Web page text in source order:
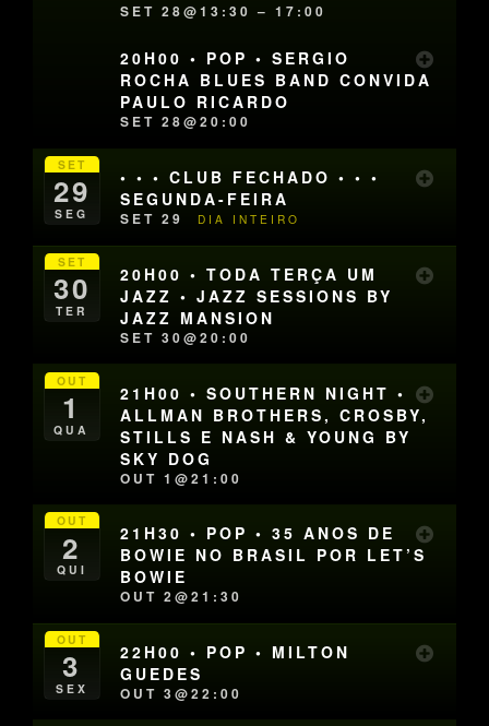
SET 28@13:30 – 17:00
20H00 • POP • SERGIO
ROCHA BLUES BAND CONVIDA
PAULO RICARDO
SET 28@20:00
SET
29
SEG
• • • CLUB FECHADO • • •
SEGUNDA-FEIRA
SET 29 DIA INTEIRO
SET
30
TER
20H00 • TODA TERÇA UM
JAZZ • JAZZ SESSIONS BY
JAZZ MANSION
SET 30@20:00
OUT
1
QUA
21H00 • SOUTHERN NIGHT •
ALLMAN BROTHERS, CROSBY,
STILLS E NASH & YOUNG BY
SKY DOG
OUT 1@21:00
OUT
2
QUI
21H30 • POP • 35 ANOS DE
BOWIE NO BRASIL POR LET’S
BOWIE
OUT 2@21:30
OUT
3
SEX
22H00 • POP • MILTON
GUEDES
OUT 3@22:00